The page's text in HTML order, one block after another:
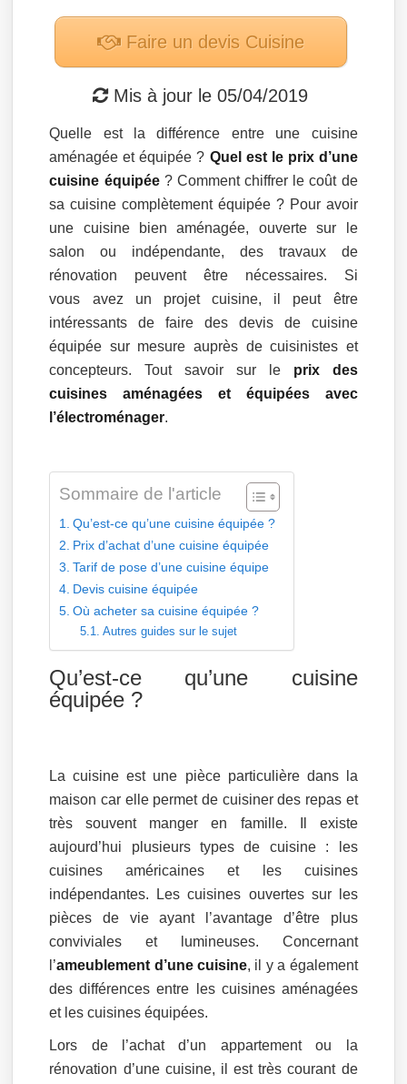
Faire un devis Cuisine
Mis à jour le05/04/2019
Quelle est la différence entre une cuisine
aménagée et équipée ? Quel est le prix d’une
cuisine équipée? Comment chiffrer le coût de
sa cuisine complètement équipée ? Pour avoir
une cuisine bien aménagée, ouverte sur le
salon ou indépendante, des travaux de
rénovation peuvent être nécessaires. Si
vous avez un projet cuisine, il peut être
intéressants de faire des devis de cuisine
équipée sur mesure auprès de cuisinistes et
concepteurs. Tout savoir sur le prix des
cuisines aménagées et équipées avec
l’électroménager.
Sommaire de l'article
Qu’est-ce qu’une cuisine équipée ?
Prix d’achat d’une cuisine équipée
Tarif de pose d’une cuisine équipe
Devis cuisine équipée
Où acheter sa cuisine équipée ?
Autres guides sur le sujet
Qu’est-ce qu’une cuisine
équipée ?
La cuisine est une pièce particulière dans la
maison car elle permet de cuisiner des repas et
très souvent manger en famille. Il existe
aujourd’hui plusieurs types de cuisine : les
cuisines américaines et les cuisines
indépendantes. Les cuisines ouvertes sur les
pièces de vie ayant l’avantage d’être plus
conviviales et lumineuses. Concernant
l’ameublement d’une cuisine, il y a également
des différences entre les cuisines aménagées
et les cuisines équipées.
Lors de l’achat d’un appartement ou la
rénovation d’une cuisine, il est très courant de